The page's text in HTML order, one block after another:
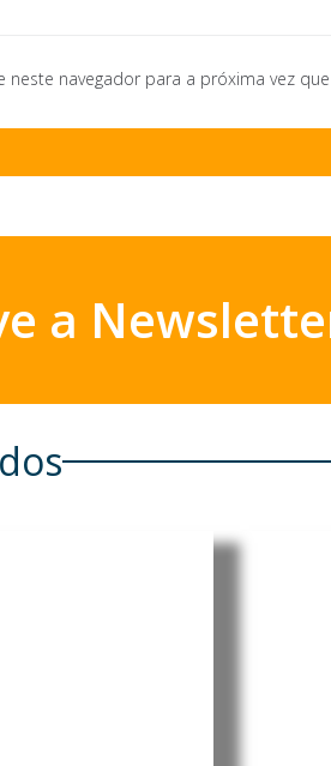
neste navegador para a próxima vez
a